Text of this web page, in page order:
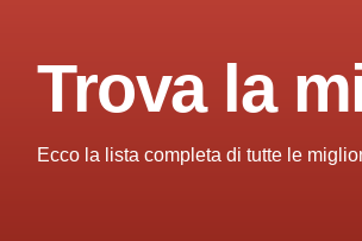
Trova la
Ecco la lista completa di tutte le